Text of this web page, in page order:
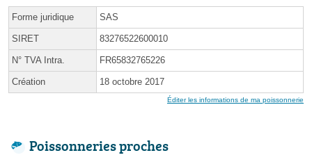
Forme juridique SAS
SIRET 83276522600010
N° TVA Intra. FR65832765226
Création 18 octobre 2017
Éditer les informations de ma poissonnerie
Poissonneries proches